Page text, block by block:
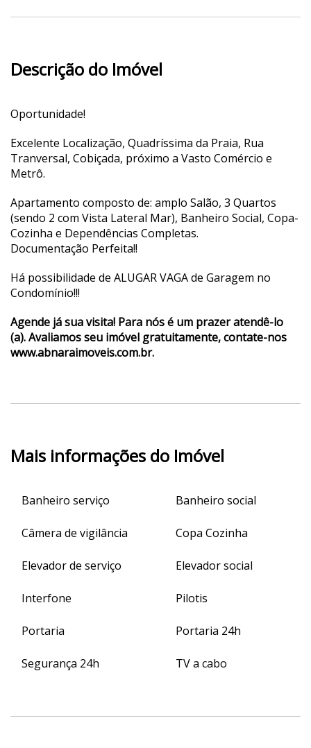
Descrição do Imóvel
Oportunidade!
Excelente Localização, Quadríssima da Praia, Rua
Tranversal, Cobiçada, próximo a Vasto Comércio e
Metrô.
Apartamento composto de: amplo Salão, 3 Quartos
(sendo 2 com Vista Lateral Mar), Banheiro Social, Copa-
Cozinha e Dependências Completas.
Documentação Perfeita!!
Há possibilidade de ALUGAR VAGA de Garagem no
Condomínio!!!
Agende já sua visita! Para nós é um prazer atendê-lo
(a). Avaliamos seu imóvel gratuitamente, contate-nos
www.abnaraimoveis.com.br.
Mais informações do Imóvel
Banheiro serviço Banheiro social
Câmera de vigilância Copa Cozinha
Elevador de serviço Elevador social
Interfone Pilotis
Portaria Portaria 24h
Segurança 24h TV a cabo